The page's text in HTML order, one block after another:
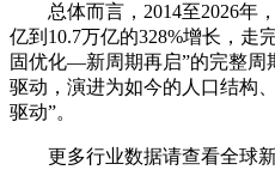
总体而言，2014至2026年
亿到10.7万亿的328%增长，
固优化—新周期再启”的完整周
驱动，演进为如今的人口结构
驱动”。
更多行业数据请查看全球